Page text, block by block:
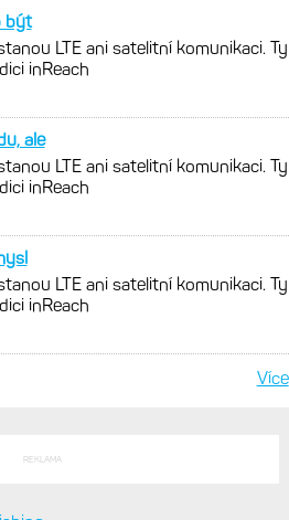
být
LTE ani satelitní komunikaci. Ty
inReach
ale
LTE ani satelitní komunikaci. Ty
inReach
LTE ani satelitní komunikaci. Ty
inReach
Více
REKLAMA